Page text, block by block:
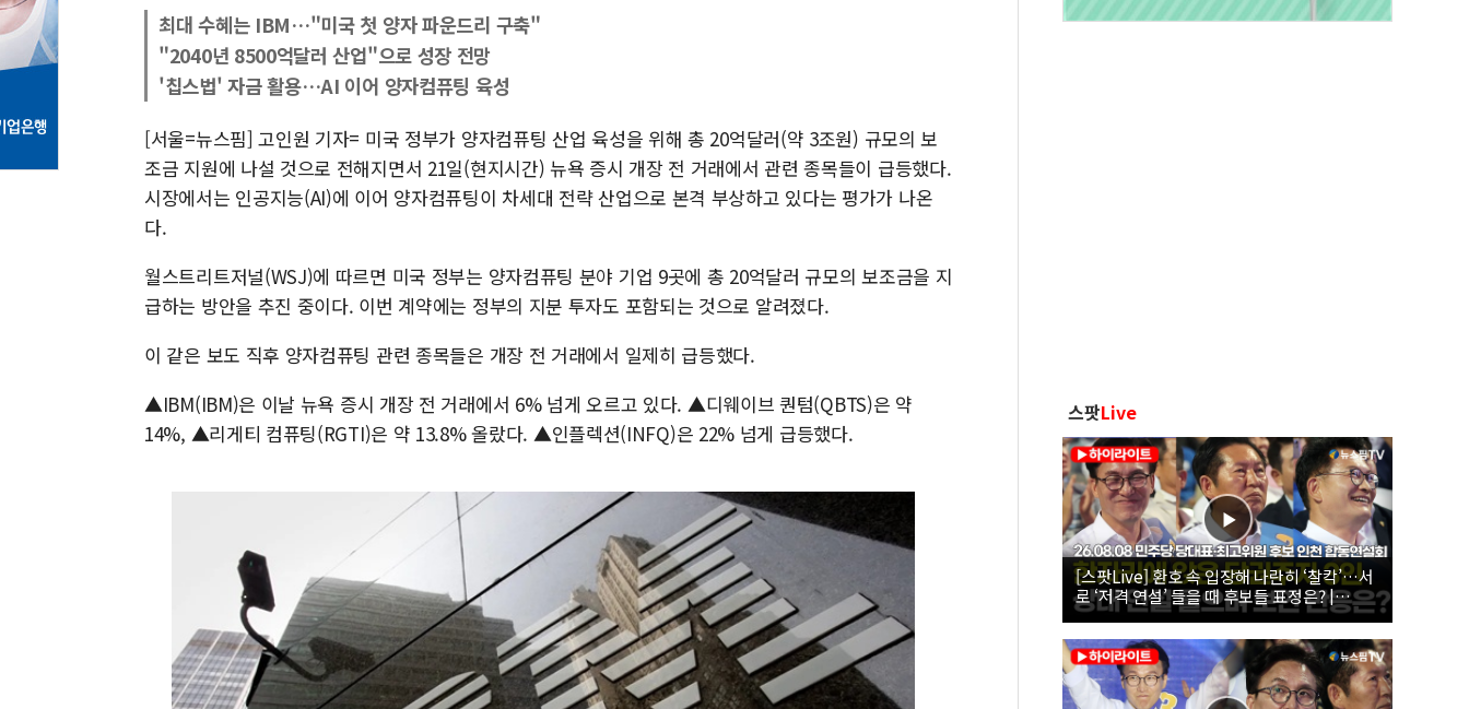
최대 수혜는 IBM…"미국 첫 양자 파운드리 구축"
"2040년 8500억달러 산업"으로 성장 전망
'칩스법' 자금 활용…AI 이어 양자컴퓨팅 육성
[서울=뉴스핌] 고인원 기자= 미국 정부가 양자컴퓨팅 산업 육성을 위해 총 20억달러(약 3조원) 규모의 보
조금 지원에 나설 것으로 전해지면서 21일(현지시간) 뉴욕 증시 개장 전 거래에서 관련 종목들이 급등했다.
시장에서는 인공지능(AI)에 이어 양자컴퓨팅이 차세대 전략 산업으로 본격 부상하고 있다는 평가가 나온
다.
월스트리트저널(WSJ)에 따르면 미국 정부는 양자컴퓨팅 분야 기업 9곳에 총 20억달러 규모의 보조금을 지
급하는 방안을 추진 중이다. 이번 계약에는 정부의 지분 투자도 포함되는 것으로 알려졌다.
이 같은 보도 직후 양자컴퓨팅 관련 종목들은 개장 전 거래에서 일제히 급등했다.
▲IBM(IBM)은 이날 뉴욕 증시 개장 전 거래에서 6% 넘게 오르고 있다. ▲디웨이브 퀀텀(QBTS)은 약
14%, ▲리게티 컴퓨팅(RGTI)은 약 13.8% 올랐다. ▲인플렉션(INFQ)은 22% 넘게 급등했다.
스팟Live
[스팟Live] 환호 속 입장해 나란히 ‘찰칵’…서
로 ‘저격 연설’ 들을 때 후보들 표정은? |
26.08.08 더불어민주당 당대표·최고위원 후
보 인천 합동연설회